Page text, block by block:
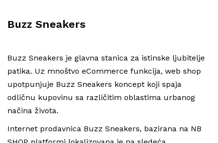
Buzz Sneakers
Buzz Sneakers je glavna stanica za istinske ljubitelje
patika. Uz mnoštvo eCommerce funkcija, web shop
upotpunjuje Buzz Sneakers koncept koji spaja
odličnu kupovinu sa različitim oblastima urbanog
načina života.
Internet prodavnica Buzz Sneakers, bazirana na NB